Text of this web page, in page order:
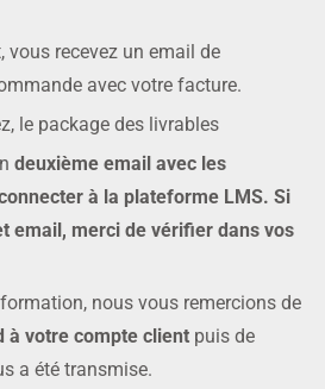
recevez un email de
avec votre facture.
le package des livrables
deuxième email avec les
à la plateforme LMS. Si
email, merci de vérifier dans vos
nous vous remercions de
à votre compte client puis de
a été transmise.